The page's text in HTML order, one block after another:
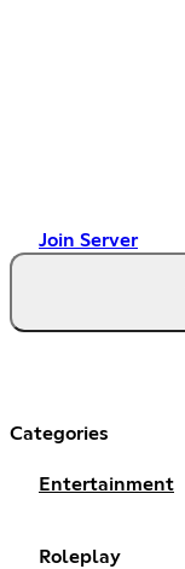
Join Server
Categories
Entertainment
Roleplay